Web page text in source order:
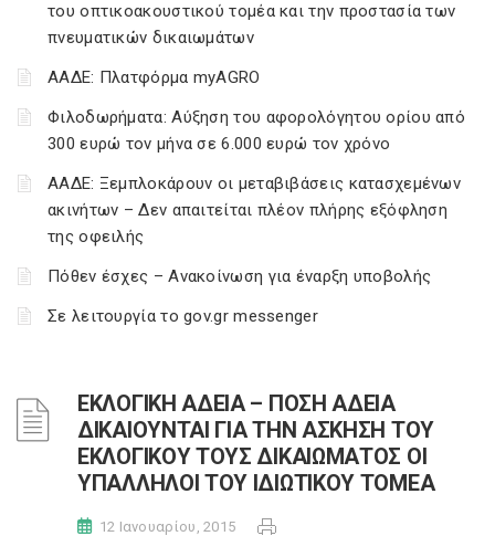
του οπτικοακουστικού τομέα και την προστασία των
πνευματικών δικαιωμάτων
ΑΑΔΕ: Πλατφόρμα myAGRO
Φιλοδωρήματα: Αύξηση του αφορολόγητου ορίου από
300 ευρώ τον μήνα σε 6.000 ευρώ τον χρόνο
ΑΑΔΕ: Ξεμπλοκάρουν οι μεταβιβάσεις κατασχεμένων
ακινήτων – Δεν απαιτείται πλέον πλήρης εξόφληση
της οφειλής
Πόθεν έσχες – Ανακοίνωση για έναρξη υποβολής
Σε λειτουργία το gov.gr messenger
ΕΚΛΟΓΙΚΗ ΑΔΕΙΑ – ΠΟΣΗ ΑΔΕΙΑ
ΔΙΚΑΙΟΥΝΤΑΙ ΓΙΑ ΤΗΝ ΑΣΚΗΣΗ ΤΟΥ
ΕΚΛΟΓΙΚΟΥ ΤΟΥΣ ΔΙΚΑΙΩΜΑΤΟΣ ΟΙ
ΥΠΑΛΛΗΛΟΙ ΤΟΥ ΙΔΙΩΤΙΚΟΥ ΤΟΜΕΑ
12 Ιανουαρίου, 2015